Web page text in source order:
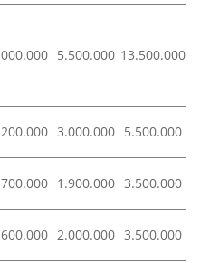
5.500.000 13.500.000
3.000.000 5.500.000
1.900.000 3.500.000
2.000.000 3.500.000